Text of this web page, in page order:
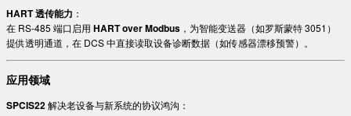
HART 透传能力 ：
在 RS-485 端口启用 ​ HART over Modbus ，为智能变送器（如罗斯蒙特 3051）
提供透明通道，在 DCS 中直接读取设备诊断数据（如传感器漂移预警）。
应用领域
SPCIS22解决老设备与新系统的协议鸿沟：